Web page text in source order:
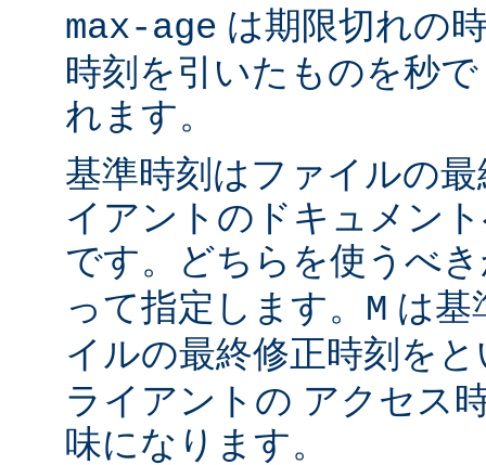
max-age は期限切れの
時刻を引いたものを秒
れます。
基準時刻はファイルの
イアントのドキュメン
です。どちらを使うべ
って指定します。 M は基
イルの最終修正時刻を
ライアントの アクセス
味になります。